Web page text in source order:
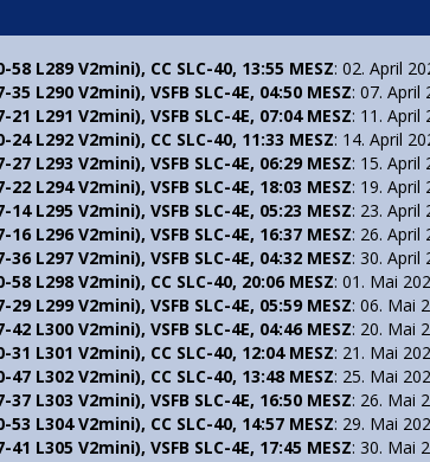
L289 V2mini), CC SLC-40, 13:55 MESZ: 02. April
L290 V2mini), VSFB SLC-4E, 04:50 MESZ: 07. April
L291 V2mini), VSFB SLC-4E, 07:04 MESZ: 11. April
L292 V2mini), CC SLC-40, 11:33 MESZ: 14. April
L293 V2mini), VSFB SLC-4E, 06:29 MESZ: 15. April
L294 V2mini), VSFB SLC-4E, 18:03 MESZ: 19. April
L295 V2mini), VSFB SLC-4E, 05:23 MESZ: 23. April
L296 V2mini), VSFB SLC-4E, 16:37 MESZ: 26. April
L297 V2mini), VSFB SLC-4E, 04:32 MESZ: 30. April
L298 V2mini), CC SLC-40, 20:06 MESZ: 01. Mai
L299 V2mini), VSFB SLC-4E, 05:59 MESZ: 06. Mai
L300 V2mini), VSFB SLC-4E, 04:46 MESZ: 20. Mai
L301 V2mini), CC SLC-40, 12:04 MESZ: 21. Mai
L302 V2mini), CC SLC-40, 13:48 MESZ: 25. Mai
L303 V2mini), VSFB SLC-4E, 16:50 MESZ: 26. Mai
L304 V2mini), CC SLC-40, 14:57 MESZ: 29. Mai
L305 V2mini), VSFB SLC-4E, 17:45 MESZ: 30. Mai